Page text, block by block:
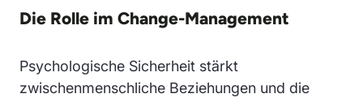
Die Rolle im Change-Management
Psychologische Sicherheit stärkt
zwischenmenschliche Beziehungen und die